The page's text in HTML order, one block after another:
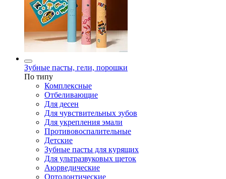
Зубные пасты, гели, порошки
По типу
Комплексные
Отбеливающие
Для десен
Для чувствительных зубов
Для укрепления эмали
Противовоспалительные
Детские
Зубные пасты для курящих
Для ультразвуковых щеток
Аюрведические
Ортодонтические